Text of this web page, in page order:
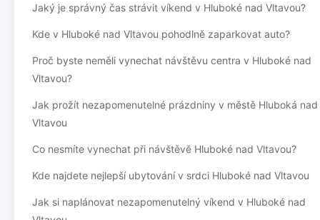
Jaký je správný čas strávit víkend v Hluboké nad Vltavou?
Kde v Hluboké nad Vltavou pohodlně zaparkovat auto?
Proč byste neměli vynechat návštěvu centra v Hluboké nad
Vltavou?
Jak prožít nezapomenutelné prázdniny v městě Hluboká nad
Vltavou
Co nesmíte vynechat při návštěvě Hluboké nad Vltavou?
Kde najdete nejlepší ubytování v srdci Hluboké nad Vltavou
Jak si naplánovat nezapomenutelný víkend v Hluboké nad